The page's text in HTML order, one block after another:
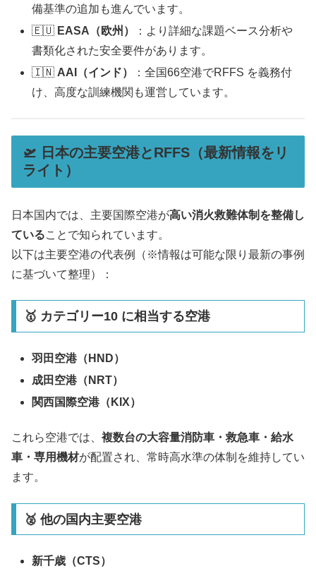
備基準の追加も進んでいます。
🇪🇺 EASA（欧州）
：より詳細な課題ベース分析や
書類化された安全要件があります。
🇮🇳 AAI（インド）
：全国66空港でRFFS を義務付
け、高度な訓練機関も運営しています。
🛫 日本の主要空港とRFFS（最新情報をリ
ライト）
日本国内では、主要国際空港が高い消火救難体制を整備し
ていることで知られています。
以下は主要空港の代表例（※情報は可能な限り最新の事例
に基づいて整理）：
🥇 カテゴリー10 に相当する空港
羽田空港（HND）
成田空港（NRT）
関西国際空港（KIX）
これら空港では、 複数台の大容量消防車・救急車・給水
車・専用機材が配置され、常時高水準の体制を維持してい
ます。
🥈 他の国内主要空港
新千歳（CTS）